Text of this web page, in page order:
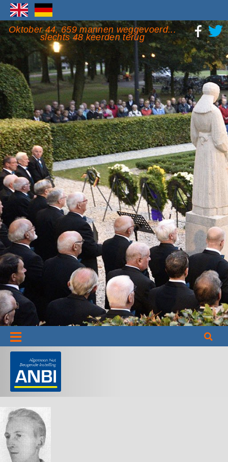
Oktober 44, 659 mannen weggevoerd...
slechts 48 keerden terug
Informatie